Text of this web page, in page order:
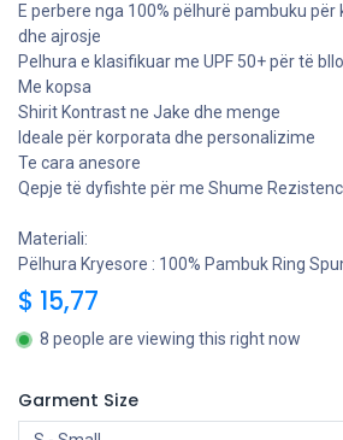
E perbere nga 100% pëlhurë pambuku
dhe ajrosje
Pelhura e klasifikuar me UPF 50+ për të
Me kopsa
Shirit Kontrast ne Jake dhe menge
Ideale për korporata dhe personalizime
Te cara anesore
Qepje të dyfishte për me Shume
Materiali:
Pëlhura Kryesore : 100% Pambuk Ring
$ 15,77
8 people are viewing this right now
Garment Size